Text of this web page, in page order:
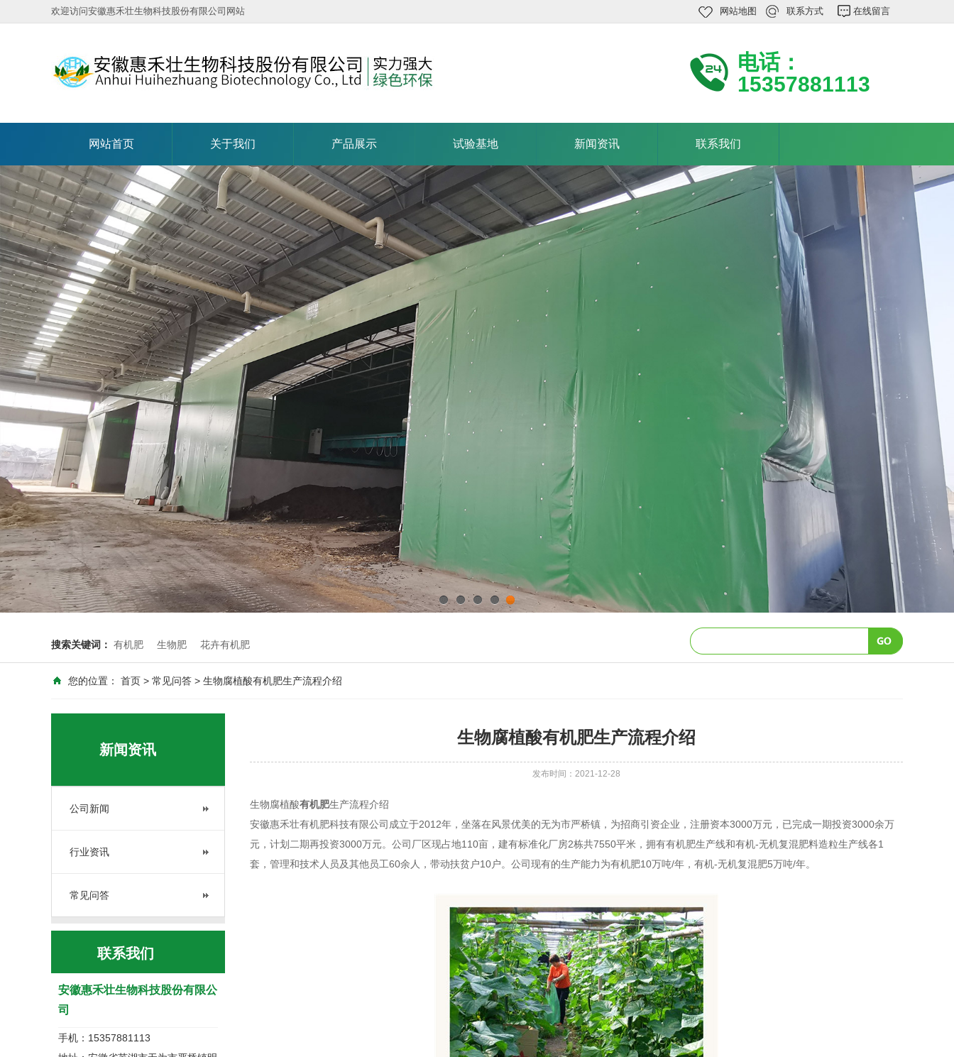
欢迎访问安徽惠禾壮生物科技股份有限公司网站 网站地图 联系方式 在线留言
电话：
15357881113
网站首页 关于我们 产品展示 试验基地 新闻资讯 联系我们
1 2 4 5
搜索关键词： 有机肥 生物肥 花卉有机肥
您的位置： 首页 > 常见问答 > 生物腐植酸有机肥生产流程介绍
新闻资讯
公司新闻
行业资讯
常见问答
联系我们
安徽惠禾壮生物科技股份有限公
司
手机：15357881113
生物腐植酸有机肥生产流程介绍
发布时间：2021-12-28
生物腐植酸有机肥生产流程介绍
安徽惠禾壮有机肥科技有限公司成立于2012年，坐落在风景优美的无为市严桥镇，为招商引资企业，注册资本3000万元，已完成一期投资3000余万
元，计划二期再投资3000万元。公司厂区现占地110亩，建有标准化厂房2栋共7550平米，拥有有机肥生产线和有机-无机复混肥料造粒生产线各1
套，管理和技术人员及其他员工60余人，带动扶贫户10户。公司现有的生产能力为有机肥10万吨/年，有机-无机复混肥5万吨/年。